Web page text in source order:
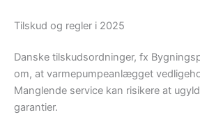
Tilskud og regler i 2025
Danske tilskudsordninger, fx
om, at varmepumpeanlægget
Manglende service kan risikere at
garantier.